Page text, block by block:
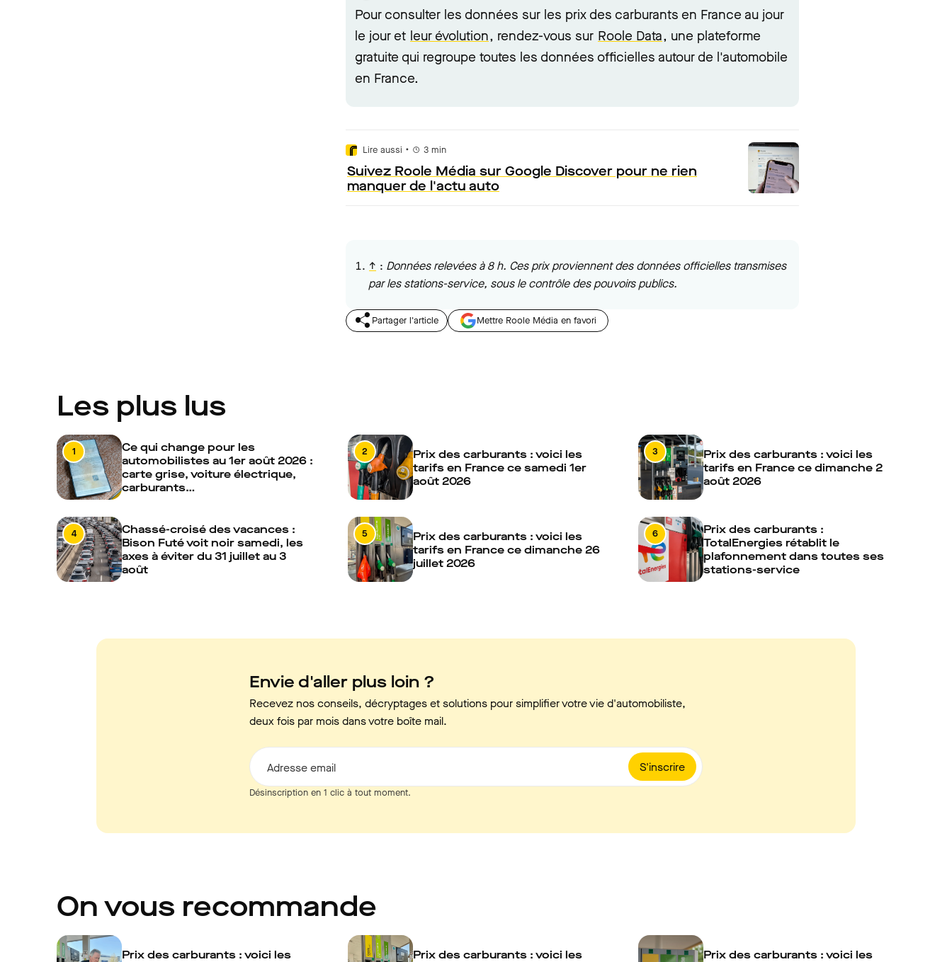
Pour consulter les données sur les prix des carburants en France au jour
le jour et leur évolution, rendez-vous sur Roole Data, une plateforme
gratuite qui regroupe toutes les données officielles autour de l'automobile
en France.
Lire aussi • 3 min
Suivez Roole Média sur Google Discover pour ne rien
manquer de l'actu auto
↑ : Données relevées à 8 h. Ces prix proviennent des données officielles transmises
par les stations-service, sous le contrôle des pouvoirs publics.
Partager l'article Mettre Roole Média en favori
Les plus lus
1
Ce qui change pour les
automobilistes au 1er août 2026 :
carte grise, voiture électrique,
carburants…
2
Prix des carburants : voici les
tarifs en France ce samedi 1er
août 2026
3
Prix des carburants : voici les
tarifs en France ce dimanche 2
août 2026
4
Chassé-croisé des vacances :
Bison Futé voit noir samedi, les
axes à éviter du 31 juillet au 3
août
5
Prix des carburants : voici les
tarifs en France ce dimanche 26
juillet 2026
6
Prix des carburants :
TotalEnergies rétablit le
plafonnement dans toutes ses
stations-service
Envie d'aller plus loin ?
Recevez nos conseils, décryptages et solutions pour simplifier votre vie d'automobiliste,
deux fois par mois dans votre boîte mail.
S'inscrire
Adresse email
Désinscription en 1 clic à tout moment.
On vous recommande
Prix des carburants : voici les
Prix des carburants : voici les
Prix des carburants : voici les